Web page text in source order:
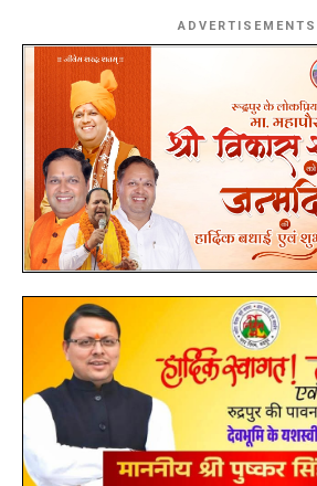
ADVERTISEMENTS